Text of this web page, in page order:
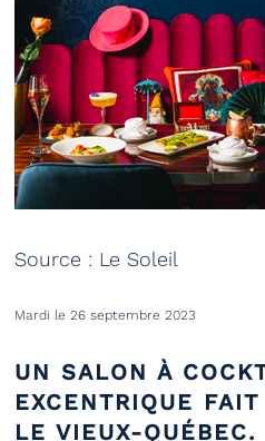
Source : Le Soleil
Mardi le 26 septembre 2023
UN SALON À
EXCENTRIQUE
LE VIEUX-QUÉBEC.